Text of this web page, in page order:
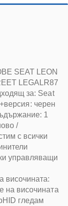
SEAT LEON
LEGALR87
за: Seat
черен
1
/
с всички
управляващи
височината:
на височината
гледам